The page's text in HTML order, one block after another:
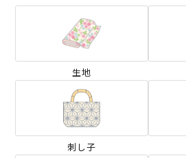
生地
刺し子